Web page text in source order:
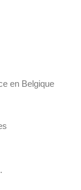
en Belgique